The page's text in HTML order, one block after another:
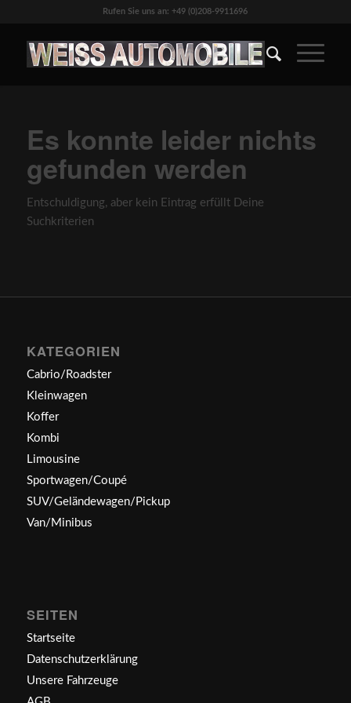
Rufen Sie uns an: +49 (0)208-9911696
Es konnte leider nichts
gefunden werden
Entschuldigung, aber kein Eintrag erfüllt Deine
Suchkriterien
KATEGORIEN
Cabrio/Roadster
Kleinwagen
Koffer
Kombi
Limousine
Sportwagen/Coupé
SUV/Geländewagen/Pickup
Van/Minibus
SEITEN
Startseite
Datenschutzerklärung
Unsere Fahrzeuge